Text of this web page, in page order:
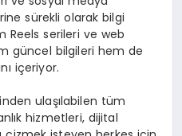
sürekli olarak bilgi
Reels serileri ve web
güncel bilgileri hem de
içeriyor.
ulaşılabilen tüm
hizmetleri, dijital